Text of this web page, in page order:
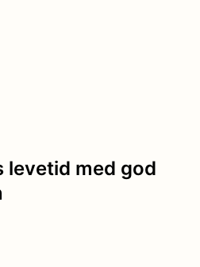
med god